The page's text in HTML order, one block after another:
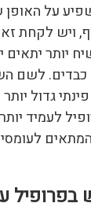
על האופן
ויש לקחת
יותר יתאים
לשם
גדול
לעמיד
המתאים